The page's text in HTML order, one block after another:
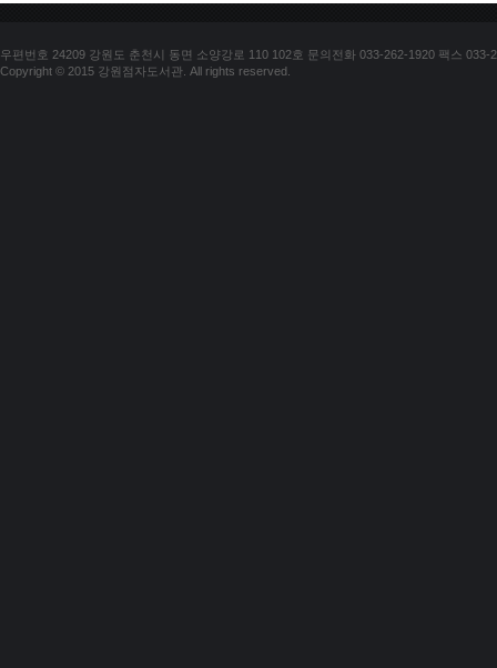
우편번호 24209 강원도 춘천시 동면 소양강로 110 102호 문의전화 033-262-1920 팩스 033-
Copyright © 2015 강원점자도서관. All rights reserved.